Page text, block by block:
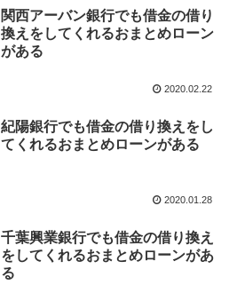
関西アーバン銀行でも借金の借り
換えをしてくれるおまとめローン
がある
2020.02.22
紀陽銀行でも借金の借り換えをし
てくれるおまとめローンがある
2020.01.28
千葉興業銀行でも借金の借り換え
をしてくれるおまとめローンがあ
る